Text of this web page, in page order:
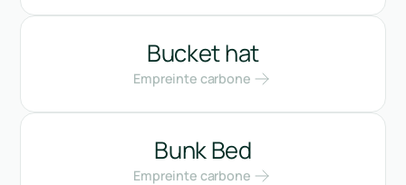
Bucket hat
Empreinte carbone
Bunk Bed
Empreinte carbone